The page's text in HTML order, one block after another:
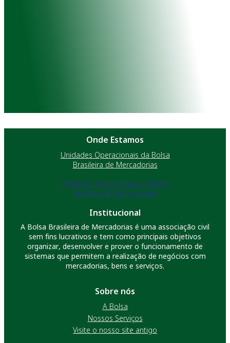
Onde Estamos
Unidades Operacionais da Bolsa
Brasileira de Mercadorias
Unidades Operacionais da Bolsa
Brasileira de Mercadorias
Institucional
A Bolsa Brasileira de Mercadorias é uma associação civil
sem fins lucrativos e tem como principais objetivos
organizar, desenvolver e prover o funcionamento de
sistemas que permitem a realização de negócios com
mercadorias, bens e serviços.
Sobre nós
A Bolsa
Nossos Serviços
Visite o nosso site antigo